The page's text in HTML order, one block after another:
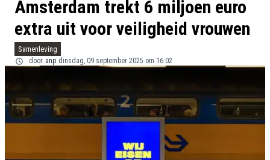
Amsterdam trekt 6 miljoen euro
extra uit voor veiligheid vrouwen
Samenleving
door anp dinsdag, 09 september 2025 om 16:02